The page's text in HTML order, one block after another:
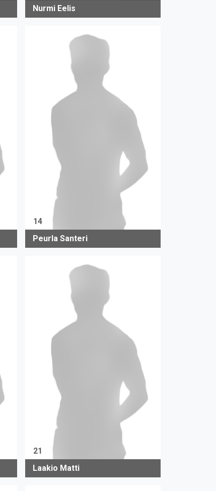
Nurmi Eelis
14
Peurla Santeri
21
Laakio Matti